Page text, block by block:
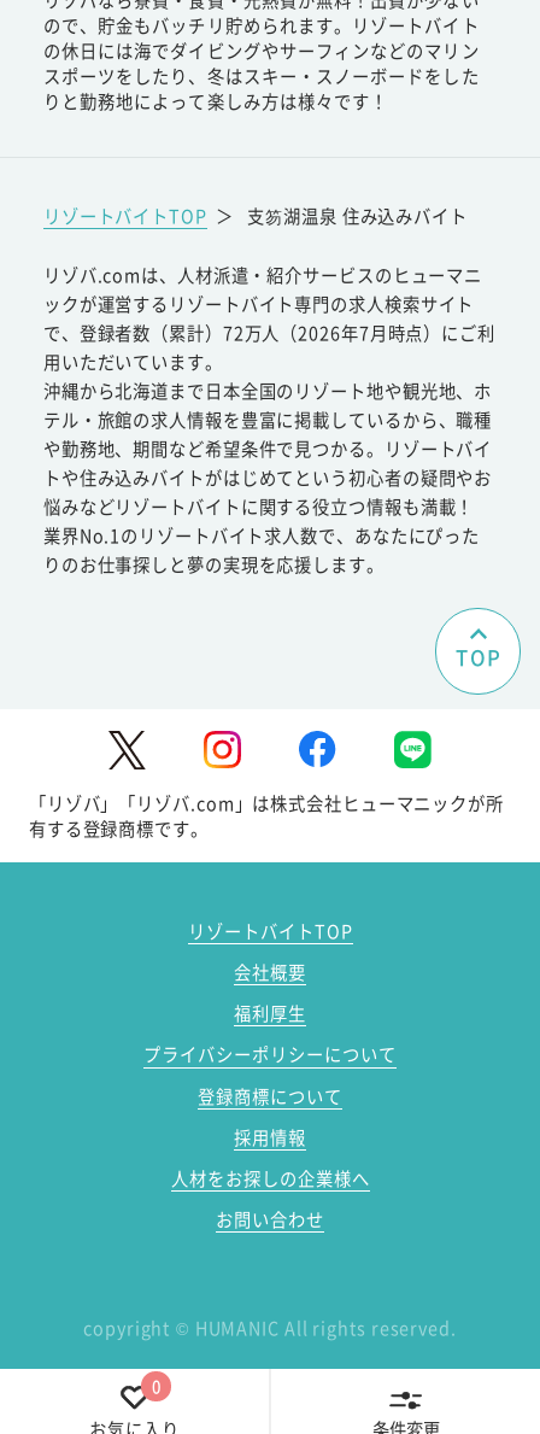
ので、貯金もバッチリ貯められます。リゾートバイト
の休日には海でダイビングやサーフィンなどのマリン
スポーツをしたり、冬はスキー・スノーボードをした
りと勤務地によって楽しみ方は様々です！
リゾートバイトTOP ＞ 支笏湖温泉 住み込みバイト
リゾバ.comは、人材派遣・紹介サービスのヒューマニ
ックが運営するリゾートバイト専門の求人検索サイト
で、登録者数（累計）72万人（2026年7月時点）にご利
用いただいています。
沖縄から北海道まで日本全国のリゾート地や観光地、ホ
テル・旅館の求人情報を豊富に掲載しているから、職種
や勤務地、期間など希望条件で見つかる。リゾートバイ
トや住み込みバイトがはじめてという初心者の疑問やお
悩みなどリゾートバイトに関する役立つ情報も満載！
業界No.1のリゾートバイト求人数で、あなたにぴった
りのお仕事探しと夢の実現を応援します。
TOP
「リゾバ」「リゾバ.com」は株式会社ヒューマニックが所
有する登録商標です。
リゾートバイトTOP
会社概要
福利厚生
プライバシーポリシーについて
登録商標について
採用情報
人材をお探しの企業様へ
お問い合わせ
copyright © HUMANIC All rights reserved.
0
お気に入り 条件変更